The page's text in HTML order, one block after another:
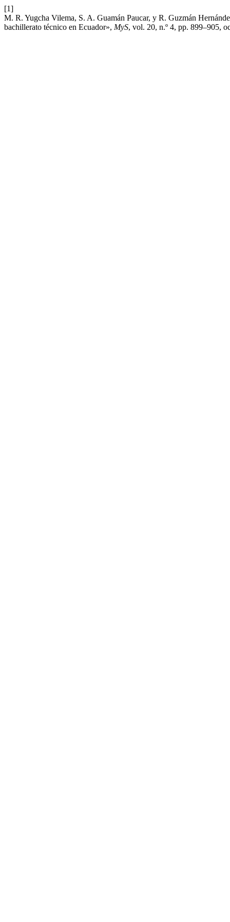
[1]
M. R. Yugcha Vilema, S. A. Guamán Paucar, y R. Guzmán
bachillerato técnico en Ecuador», MyS, vol. 20, n.º 4, pp. 899–905,